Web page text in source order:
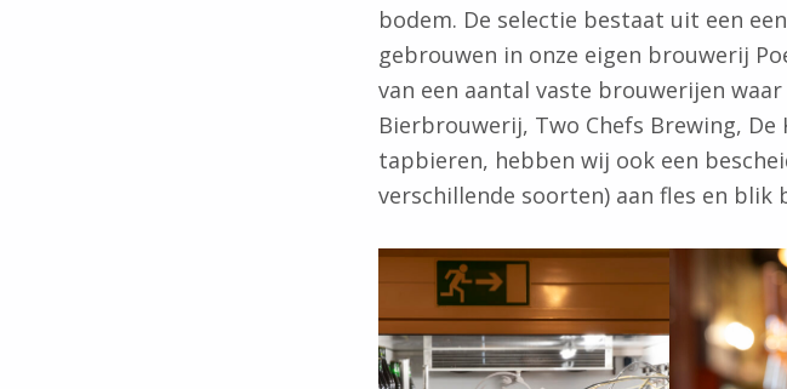
bodem. De selectie bestaat uit een
gebrouwen in onze eigen brouwerij
van een aantal vaste brouwerijen
Bierbrouwerij, Two Chefs Brewing,
tapbieren, hebben wij ook een
verschillende soorten) aan fles en blik